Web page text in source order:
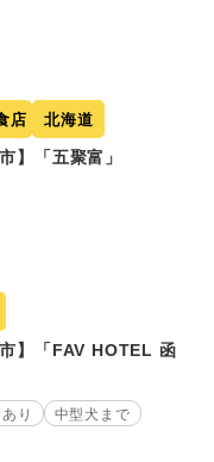
店 北海道
】「五聚富」
市】「FAV HOTEL 函
り 中型犬まで